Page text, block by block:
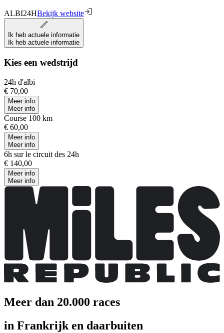
ALBI24HBekijk website
Ik heb actuele informatie
Ik heb actuele informatie
Kies een wedstrijd
24h d'albi
€ 70,00
Meer info
Meer info
Course 100 km
€ 60,00
Meer info
Meer info
6h sur le circuit des 24h
€ 140,00
Meer info
Meer info
Meer dan 20.000 races
in Frankrijk en daarbuiten